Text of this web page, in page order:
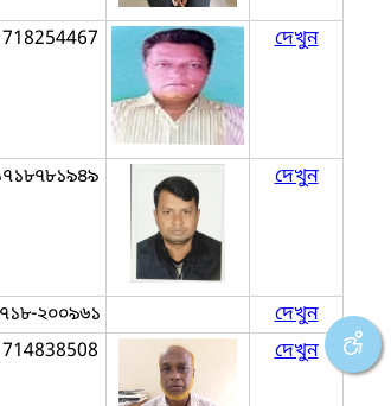
দেখুন
দেখুন
২০০৯৬১
দেখুন
দেখুন